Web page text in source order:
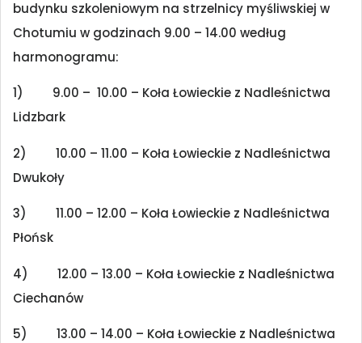
budynku szkoleniowym na strzelnicy myśliwskiej w
Chotumiu w godzinach 9.00 – 14.00 według
harmonogramu:
1) 9.00 – 10.00 – Koła Łowieckie z Nadleśnictwa
Lidzbark
2) 10.00 – 11.00 – Koła Łowieckie z Nadleśnictwa
Dwukoły
3) 11.00 – 12.00 – Koła Łowieckie z Nadleśnictwa
Płońsk
4) 12.00 – 13.00 – Koła Łowieckie z Nadleśnictwa
Ciechanów
5) 13.00 – 14.00 – Koła Łowieckie z Nadleśnictwa